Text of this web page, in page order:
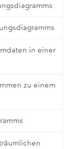
in einer
zu einem